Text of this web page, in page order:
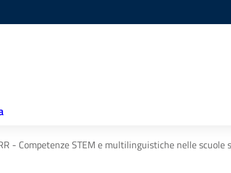
- Competenze STEM e multilinguistiche nelle